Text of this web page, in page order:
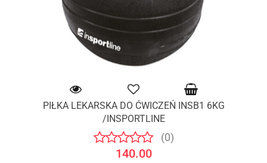
PIŁKA LEKARSKA DO ĆWICZEŃ INSB1 6KG
/INSPORTLINE
(0)
140.00